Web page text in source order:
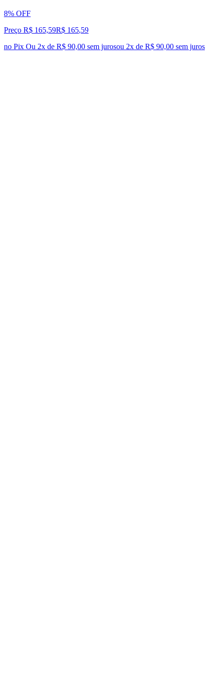
8% OFF
Preço R$ 165,59R$ 165,59
no Pix Ou 2x de R$ 90,00 sem jurosou 2x de R$ 90,00 sem juros